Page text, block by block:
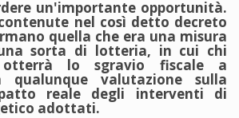
un'importante opportunità.
nel così detto decreto
quella che era una misura
sorta di lotteria, in cui chi
lo sgravio fiscale a
qualunque valutazione sulla
reale degli interventi di
adottati.